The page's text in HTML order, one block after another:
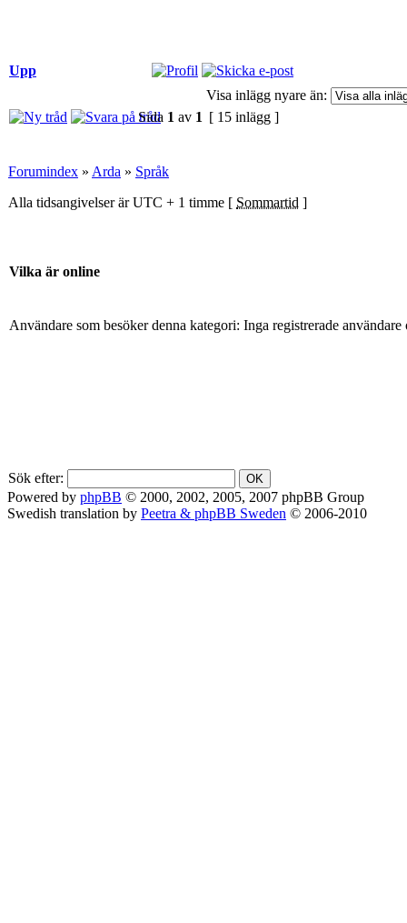
Upp
Visa inlägg nyare än:
Sida 1 av 1 [ 15 inlägg ]
Forumindex » Arda » Språk
Alla tidsangivelser är UTC + 1 timme [ Sommartid ]
Vilka är online
Användare som besöker denna kategori: Inga registrerade användare
Sök efter:
Powered by phpBB © 2000, 2002, 2005, 2007 phpBB Group
Swedish translation by Peetra & phpBB Sweden © 2006-2010